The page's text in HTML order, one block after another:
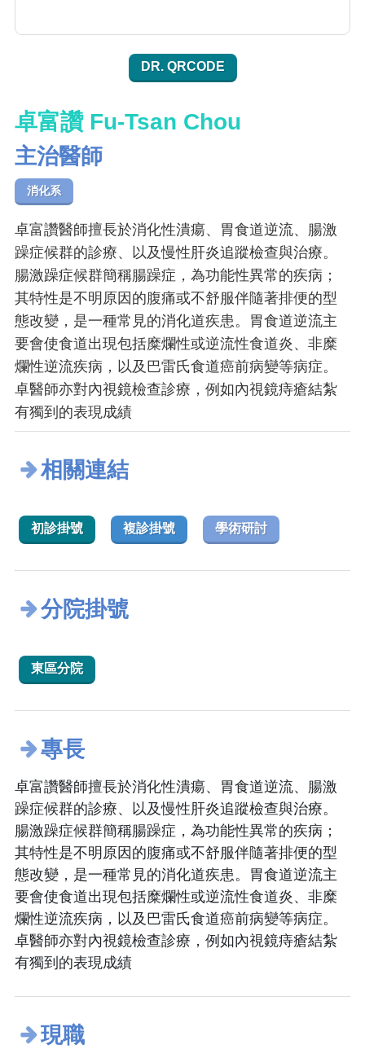
DR. QRCODE
卓富讚 Fu-Tsan Chou
主治醫師
消化系
卓富讚醫師擅長於消化性潰瘍、胃食道逆流、腸激
躁症候群的診療、以及慢性肝炎追蹤檢查與治療。
腸激躁症候群簡稱腸躁症，為功能性異常的疾病；
其特性是不明原因的腹痛或不舒服伴隨著排便的型
態改變，是一種常見的消化道疾患。胃食道逆流主
要會使食道出現包括糜爛性或逆流性食道炎、非糜
爛性逆流疾病，以及巴雷氏食道癌前病變等病症。
卓醫師亦對內視鏡檢查診療，例如內視鏡痔瘡結紮
有獨到的表現成績
相關連結
初診掛號 複診掛號 學術研討
分院掛號
東區分院
專長
卓富讚醫師擅長於消化性潰瘍、胃食道逆流、腸激
躁症候群的診療、以及慢性肝炎追蹤檢查與治療。
腸激躁症候群簡稱腸躁症，為功能性異常的疾病；
其特性是不明原因的腹痛或不舒服伴隨著排便的型
態改變，是一種常見的消化道疾患。胃食道逆流主
要會使食道出現包括糜爛性或逆流性食道炎、非糜
爛性逆流疾病，以及巴雷氏食道癌前病變等病症。
卓醫師亦對內視鏡檢查診療，例如內視鏡痔瘡結紮
有獨到的表現成績
現職